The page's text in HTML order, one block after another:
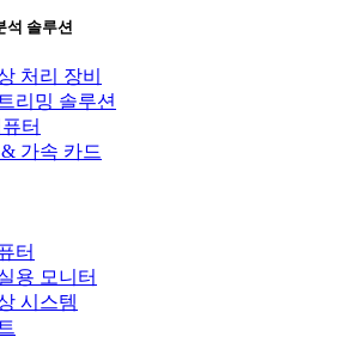
석 솔루션
처리 장비
리밍 솔루션
터
가속 카드
터
용 모니터
시스템